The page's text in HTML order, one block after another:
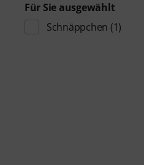
Für Sie ausgewählt
Schnäppchen (1)